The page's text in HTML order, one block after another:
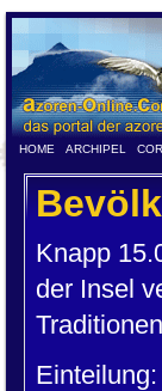
HOME ARCHIPEL
Knapp
der Insel